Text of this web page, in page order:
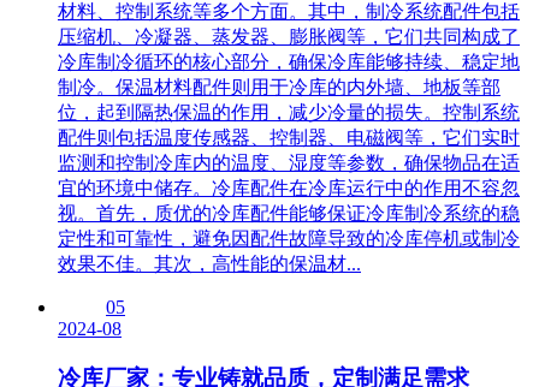
材料、控制系统等多个方面。其中，制冷系统配件包括
压缩机、冷凝器、蒸发器、膨胀阀等，它们共同构成了
冷库制冷循环的核心部分，确保冷库能够持续、稳定地
制冷。保温材料配件则用于冷库的内外墙、地板等部
位，起到隔热保温的作用，减少冷量的损失。控制系统
配件则包括温度传感器、控制器、电磁阀等，它们实时
监测和控制冷库内的温度、湿度等参数，确保物品在适
宜的环境中储存。冷库配件在冷库运行中的作用不容忽
视。首先，质优的冷库配件能够保证冷库制冷系统的稳
定性和可靠性，避免因配件故障导致的冷库停机或制冷
效果不佳。其次，高性能的保温材...
05
2024-08
冷库厂家：专业铸就品质，定制满足需求